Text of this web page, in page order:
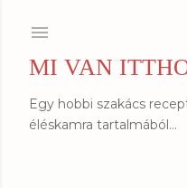
MI VAN
Egy hobbi szakács
éléskamra tartalmából...